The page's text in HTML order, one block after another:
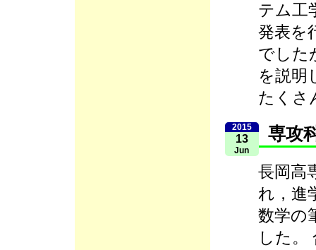
テム工
発表を
でした
を説明
たくさ
2015
13
Jun
専攻
長岡高
れ，進
数学の
した。